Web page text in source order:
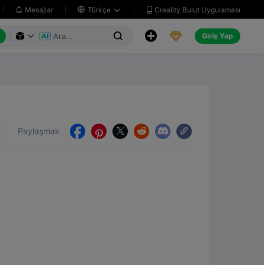
 Mesajlar  Türkçe   Creality Bulut Uygulaması
     Giriş Yap
Paylaşmak     